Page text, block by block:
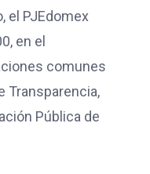
el PJEdomex
en el
comunes
Transparencia,
Pública de